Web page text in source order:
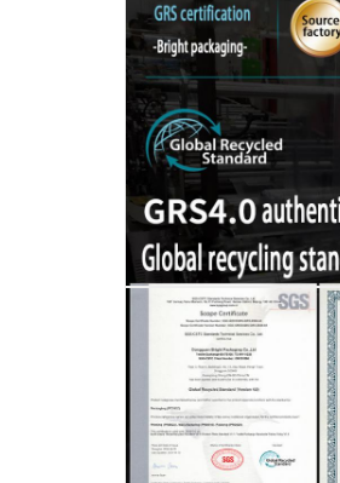
اترك رسالة
إرسال